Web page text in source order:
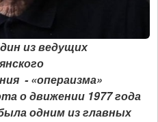
из ведущих
- «операизма»
о движении 1977 года
одним из главных